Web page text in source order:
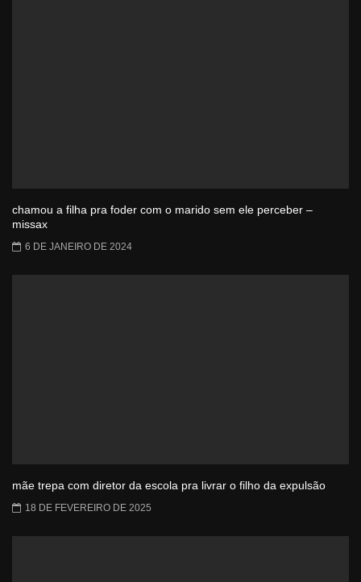
chamou a filha pra foder com o marido sem ele perceber –
missax
6 DE JANEIRO DE 2024
mãe trepa com diretor da escola pra livrar o filho da expulsão
18 DE FEVEREIRO DE 2025